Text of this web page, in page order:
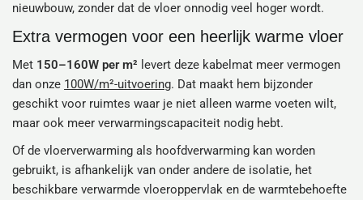
nieuwbouw, zonder dat de vloer onnodig veel hoger wordt.
Extra vermogen voor een heerlijk warme vloer
Met 150–160W per m² levert deze kabelmat meer vermogen
dan onze 100W/m²-uitvoering. Dat maakt hem bijzonder
geschikt voor ruimtes waar je niet alleen warme voeten wilt,
maar ook meer verwarmingscapaciteit nodig hebt.
Of de vloerverwarming als hoofdverwarming kan worden
gebruikt, is afhankelijk van onder andere de isolatie, het
beschikbare verwarmde vloeroppervlak en de warmtebehoefte